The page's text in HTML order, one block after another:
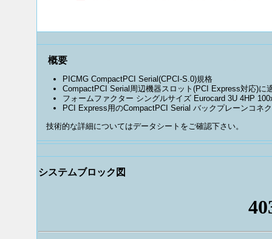
概要
PICMG CompactPCI Serial(CPCI-S.0)規格
CompactPCI Serial周辺機器スロット(PCI Express対応)に
フォームファクター シングルサイズ Eurocard 3U 4HP
PCI Express用のCompactPCI Serial バックプレーンコネ
技術的な詳細についてはデータシートをご確認下さい。
システムブロック図